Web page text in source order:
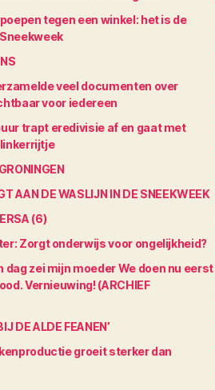
tegen een winkel: het is de
veel documenten over
voor iedereen
trapt eredivisie af en gaat met
AAN DE WASLIJN IN DE SNEEKWEEK
(6)
Zorgt onderwijs voor ongelijkheid?
dag zei mijn moeder We doen nu eerst
Vernieuwing! (ARCHIEF
DE ALDE FEANEN’
groeit sterker dan